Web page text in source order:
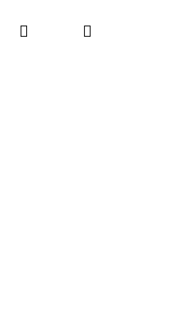
- máte nějaký dotaz?
PřihlášeníNákupní